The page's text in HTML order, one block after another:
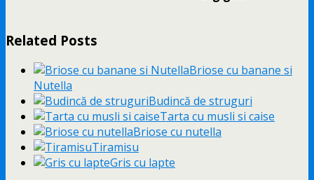
Related Posts
Briose cu banane si
Nutella
Budincă de struguri
Tarta cu musli si caise
Briose cu nutella
Tiramisu
Gris cu lapte